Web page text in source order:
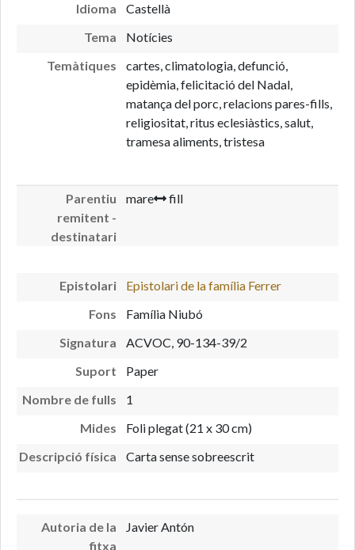
Idioma
Castellà
Tema
Notícies
Temàtiques
cartes, climatologia, defunció,
epidèmia, felicitació del Nadal,
matança del porc, relacions pares-fills,
religiositat, ritus eclesiàstics, salut,
tramesa aliments, tristesa
Parentiu
remitent -
destinatari
mare fill
Epistolari
Epistolari de la família Ferrer
Fons
Família Niubó
Signatura
ACVOC, 90-134-39/2
Suport
Paper
Nombre de fulls
1
Mides
Foli plegat (21 x 30 cm)
Descripció física
Carta sense sobreescrit
Autoria de la
fitxa
Javier Antón